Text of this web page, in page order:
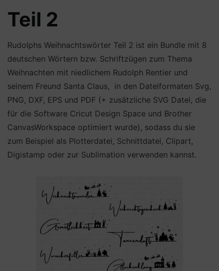
Teil 2
Rudolphs Weihnachtswörter Teil 2 ist ein Bundle mit 8
deutschen Wörtern bzw. Schriftzügen zum Thema
Weihnachten mit niedlichem Rudolph Rentier und
seinem Freund Santa Claus, in den Dateiformaten Svg,
PNG, DXF, EPS und PDF (+ zusätzliche SVG Datei, die
für die Software Cricut Design Space und Brother
CanvasWorkspace optimiert wurde), sodass du sie
zum Beispiel als Plotterdatei, Schnittdatei, Clipart,
Digistamp oder zur Sublimation verwenden kannst.